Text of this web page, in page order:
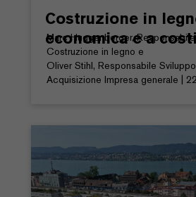
Costruzione in
economica e a
Marc Huggenberger,
Costruzione in legno e
Oliver Stihl, Responsabile
Acquisizione Impresa generale |